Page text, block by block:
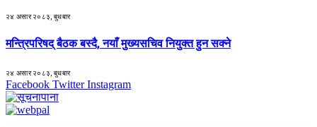
२४ असार २०८३, बुधबार
मन्त्रिपरिषद् बैठक बस्दै, नयाँ मुख्यसचिव नियुक्त हुन सक्ने
२४ असार २०८३, बुधबार
Facebook Twitter Instagram